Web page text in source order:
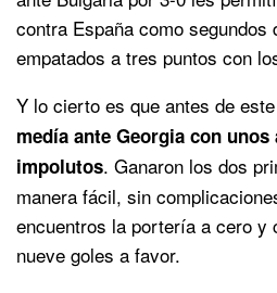
contra España como segundos
empatados a tres puntos con
Y lo cierto es que antes de
medía ante Georgia con unos
impolutos. Ganaron los dos
manera fácil, sin
encuentros la portería a cero y
nueve goles a favor.